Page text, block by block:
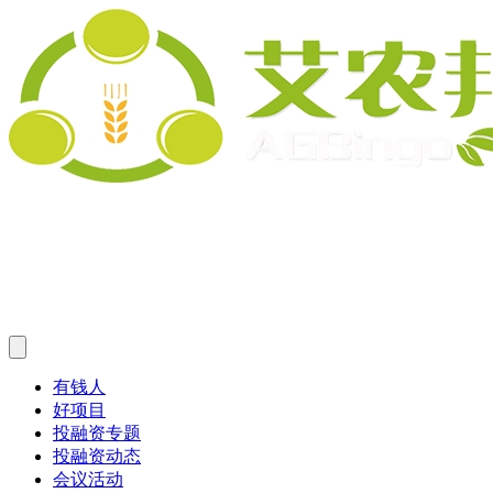
有钱人
好项目
投融资专题
投融资动态
会议活动